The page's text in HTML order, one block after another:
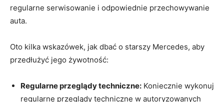
regularne serwisowanie i odpowiednie ⁢przechowywanie
auta.
Oto kilka ⁣wskazówek, jak dbać o starszy Mercedes, aby
przedłużyć ⁢jego żywotność:
Regularne przeglądy techniczne: Koniecznie wykonuj
regularne przeglądy techniczne w autoryzowanych